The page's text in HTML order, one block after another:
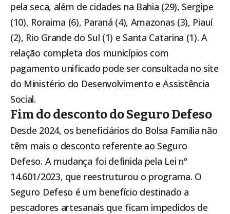
pela seca, além de cidades na Bahia (29), Sergipe
(10), Roraima (6), Paraná (4), Amazonas (3), Piauí
(2), Rio Grande do Sul (1) e Santa Catarina (1). A
relação completa dos municípios com
pagamento unificado pode ser consultada no site
do Ministério do Desenvolvimento e Assistência
Social.
Fim do desconto do Seguro Defeso
Desde 2024, os beneficiários do Bolsa Família não
têm mais o desconto referente ao Seguro
Defeso. A mudança foi definida pela Lei nº
14.601/2023, que reestruturou o programa. O
Seguro Defeso é um benefício destinado a
pescadores artesanais que ficam impedidos de